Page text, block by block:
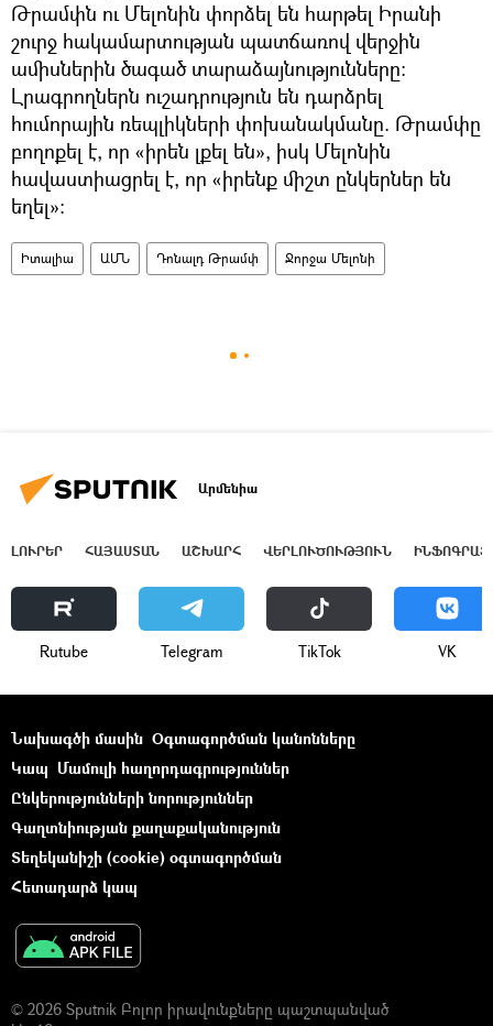
Թրամփն ու Մելոնին փորձել են հարթել Իրանի
շուրջ հակամարտության պատճառով վերջին
ամիսներին ծագած տարաձայնությունները:
Լրագրողներն ուշադրություն են դարձրել
հումորային ռեպլիկների փոխանակմանը. Թրամփը
բողոքել է, որ «իրեն լքել են», իսկ Մելոնին
հավաստիացրել է, որ «իրենք միշտ ընկերներ են
եղել»:
Իտալիա ԱՄՆ Դոնալդ Թրամփ Ջորջա Մելոնի
Արմենիա
ԼՈՒՐԵՐ ՀԱՅԱՍՏԱՆ ԱՇԽԱՐՀ ՎԵՐԼՈՒԾՈՒԹՅՈՒՆ
Rutube Telegram ТikТоk VK
Նախագծի մասին Օգտագործման կանոնները
Կապ Մամուլի հաղորդագրություններ
Ընկերությունների նորություններ
Գաղտնիության քաղաքականություն
Տեղեկանիշի (cookie) օգտագործման
Հետադարձ կապ
© 2026 Sputnik Բոլոր իրավունքները պաշտպանված